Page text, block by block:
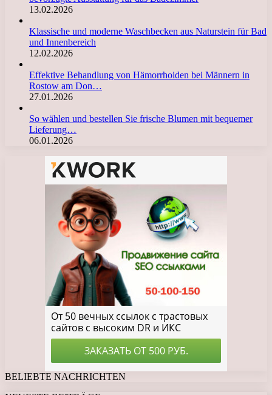
13.02.2026
Klassische und moderne Waschbecken aus Naturstein für Bad
und Innenbereich
12.02.2026
Effektive Behandlung von Hämorrhoiden bei Männern in
Rostow am Don…
27.01.2026
So wählen und bestellen Sie frische Blumen mit bequemer
Lieferung…
06.01.2026
BELIEBTE NACHRICHTEN